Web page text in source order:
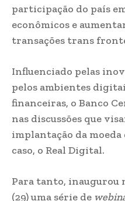
participação do país
econômicos e
transações trans
Influenciado pelas
pelos ambientes
financeiras, o Banco
nas discussões que
implantação da
caso, o Real Digital.
Para tanto,
(29) uma série de